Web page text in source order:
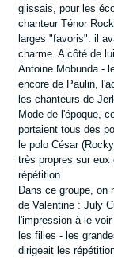
glissais, pour les
chanteur Ténor
larges "favoris". il
charme. A côté de
Antoine Mobunda -
encore de Paulin,
les chanteurs de
Mode de l'époque,
portaient tous des
le polo César
très propres sur eux
répétition.
Dans ce groupe, on
de Valentine : July
l'impression à le
les filles - les
dirigeait les